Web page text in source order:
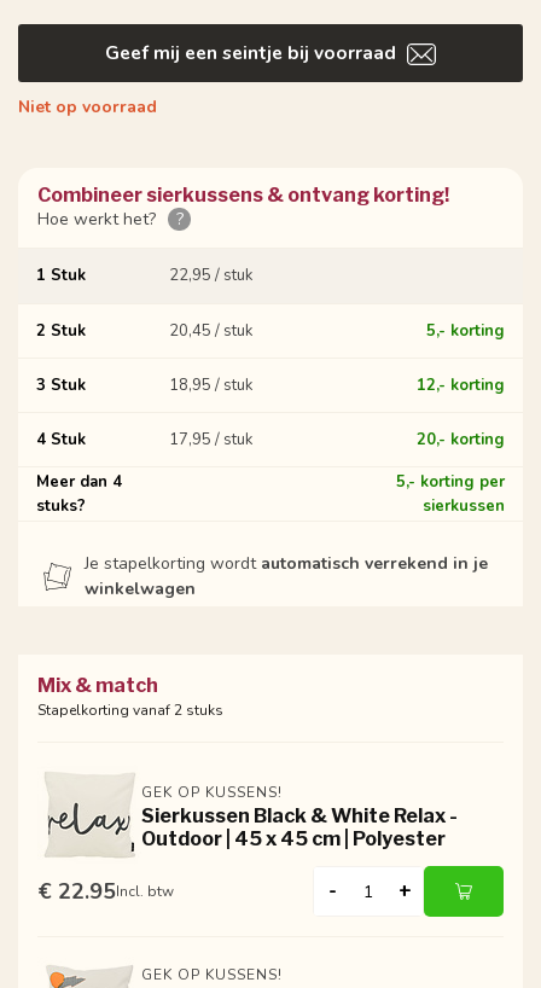
Geef mij een seintje bij voorraad
Niet op voorraad
Combineer sierkussens & ontvang korting!
Hoe werkt het?
?
1 Stuk 22,95 / stuk
2 Stuk 20,45 / stuk 5,- korting
3 Stuk 18,95 / stuk 12,- korting
4 Stuk 17,95 / stuk
20,- korting
Meer dan 4
stuks?
5,- korting per
sierkussen
Je stapelkorting wordt automatisch verrekend in je
winkelwagen
Mix & match
Stapelkorting vanaf 2 stuks
GEK OP KUSSENS!
Sierkussen Black & White Relax -
Outdoor | 45 x 45 cm | Polyester
€ 22.95Incl. btw - +
GEK OP KUSSENS!